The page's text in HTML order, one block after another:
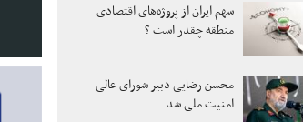
سهم ایران از پروژه‌های اقتصادی
منطقه چقدر است ؟
محسن رضایی دبیر شورای عالی
امنیت ملی شد